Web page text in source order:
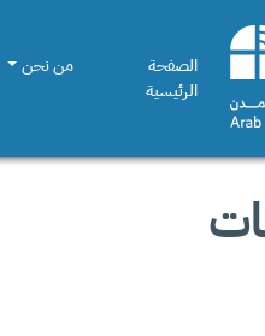
الصفحة
الرئيسية
من نحن